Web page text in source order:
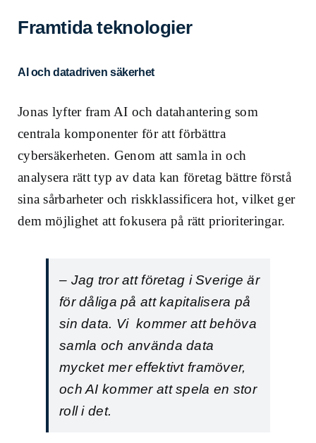
Framtida teknologier
AI och datadriven säkerhet
Jonas lyfter fram AI och datahantering som
centrala komponenter för att förbättra
cybersäkerheten. Genom att samla in och
analysera rätt typ av data kan företag bättre förstå
sina sårbarheter och riskklassificera hot, vilket ger
dem möjlighet att fokusera på rätt prioriteringar.
– Jag tror att företag i Sverige är
för dåliga på att kapitalisera på
sin data. Vi kommer att behöva
samla och använda data
mycket mer effektivt framöver,
och AI kommer att spela en stor
roll i det.